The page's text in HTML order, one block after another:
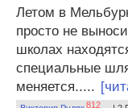
Летом в
просто не
школах
специальные
меняется.....
812